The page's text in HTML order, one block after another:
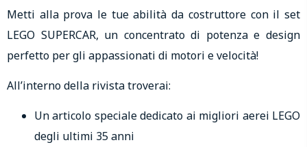
Metti alla prova le tue abilità da costruttore con il set
LEGO SUPERCAR, un concentrato di potenza e design
perfetto per gli appassionati di motori e velocità!
All’interno della rivista troverai:
Un articolo speciale dedicato ai migliori aerei LEGO
degli ultimi 35 anni